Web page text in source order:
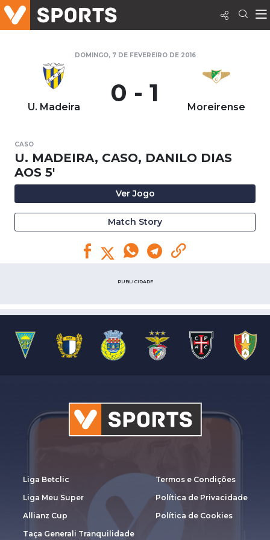
DOMINGO, 7 DE FEVEREIRO DE 2016
U. Madeira 0 - 1 Moreirense
CASO
U. MADEIRA, CASO, DANILO DIAS
AOS 5'
Ver Jogo
Match Story
PUBLICIDADE
Liga Betclic
Liga Meu Super
Allianz Cup
Taça Generali Tranquilidade
Termos e Condições
Política de Privacidade
Política de Cookies